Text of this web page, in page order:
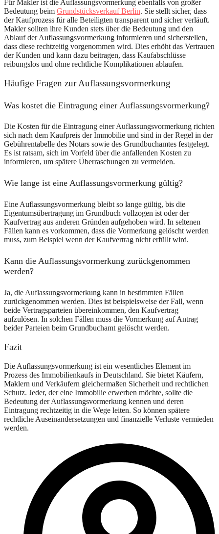
Für Makler ist die Auflassungsvormerkung ebenfalls von großer
Bedeutung beim Grundstücksverkauf Berlin. Sie stellt sicher, dass
der Kaufprozess für alle Beteiligten transparent und sicher verläuft.
Makler sollten ihre Kunden stets über die Bedeutung und den
Ablauf der Auflassungsvormerkung informieren und sicherstellen,
dass diese rechtzeitig vorgenommen wird. Dies erhöht das Vertrauen
der Kunden und kann dazu beitragen, dass Kaufabschlüsse
reibungslos und ohne rechtliche Komplikationen ablaufen.
Häufige Fragen zur Auflassungsvormerkung
Was kostet die Eintragung einer Auflassungsvormerkung?
Die Kosten für die Eintragung einer Auflassungsvormerkung richten
sich nach dem Kaufpreis der Immobilie und sind in der Regel in der
Gebührentabelle des Notars sowie des Grundbuchamtes festgelegt.
Es ist ratsam, sich im Vorfeld über die anfallenden Kosten zu
informieren, um spätere Überraschungen zu vermeiden.
Wie lange ist eine Auflassungsvormerkung gültig?
Eine Auflassungsvormerkung bleibt so lange gültig, bis die
Eigentumsübertragung im Grundbuch vollzogen ist oder der
Kaufvertrag aus anderen Gründen aufgehoben wird. In seltenen
Fällen kann es vorkommen, dass die Vormerkung gelöscht werden
muss, zum Beispiel wenn der Kaufvertrag nicht erfüllt wird.
Kann die Auflassungsvormerkung zurückgenommen
werden?
Ja, die Auflassungsvormerkung kann in bestimmten Fällen
zurückgenommen werden. Dies ist beispielsweise der Fall, wenn
beide Vertragsparteien übereinkommen, den Kaufvertrag
aufzulösen. In solchen Fällen muss die Vormerkung auf Antrag
beider Parteien beim Grundbuchamt gelöscht werden.
Fazit
Die Auflassungsvormerkung ist ein wesentliches Element im
Prozess des Immobilienkaufs in Deutschland. Sie bietet Käufern,
Maklern und Verkäufern gleichermaßen Sicherheit und rechtlichen
Schutz. Jeder, der eine Immobilie erwerben möchte, sollte die
Bedeutung der Auflassungsvormerkung kennen und deren
Eintragung rechtzeitig in die Wege leiten. So können spätere
rechtliche Auseinandersetzungen und finanzielle Verluste vermieden
werden.